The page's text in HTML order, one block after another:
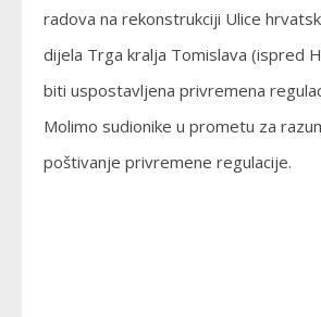
radova na rekonstrukciji Ulice
dijela Trga kralja Tomislava (ispred
biti uspostavljena privremena
Molimo sudionike u prometu za
poštivanje privremene regulacije.